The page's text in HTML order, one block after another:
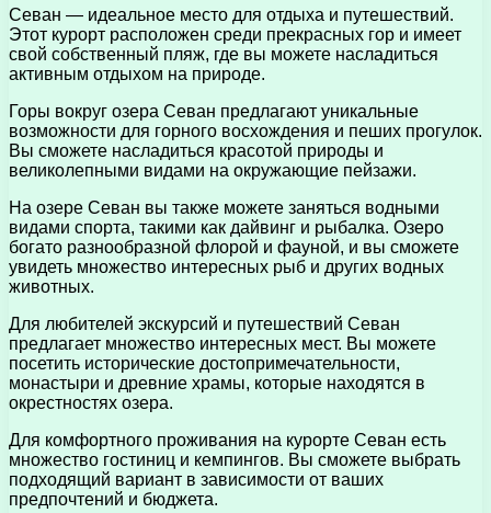
Севан — идеальное место для отдыха и путешествий.
Этот курорт расположен среди прекрасных гор и имеет
свой собственный пляж, где вы можете насладиться
активным отдыхом на природе.
Горы вокруг озера Севан предлагают уникальные
возможности для горного восхождения и пеших прогулок.
Вы сможете насладиться красотой природы и
великолепными видами на окружающие пейзажи.
На озере Севан вы также можете заняться водными
видами спорта, такими как дайвинг и рыбалка. Озеро
богато разнообразной флорой и фауной, и вы сможете
увидеть множество интересных рыб и других водных
животных.
Для любителей экскурсий и путешествий Севан
предлагает множество интересных мест. Вы можете
посетить исторические достопримечательности,
монастыри и древние храмы, которые находятся в
окрестностях озера.
Для комфортного проживания на курорте Севан есть
множество гостиниц и кемпингов. Вы сможете выбрать
подходящий вариант в зависимости от ваших
предпочтений и бюджета.